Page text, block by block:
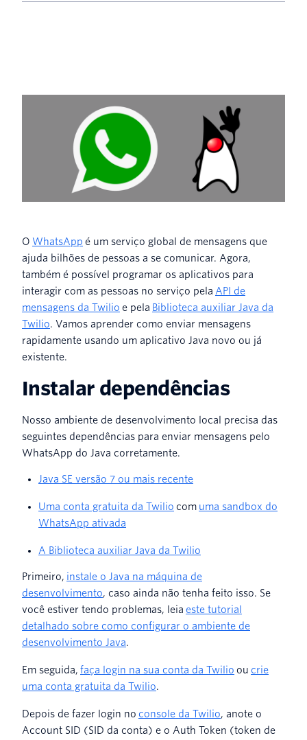
O WhatsApp é um serviço global de mensagens que
ajuda bilhões de pessoas a se comunicar. Agora,
também é possível programar os aplicativos para
interagir com as pessoas no serviço pela API de
mensagens da Twilio e pela Biblioteca auxiliar Java da
Twilio. Vamos aprender como enviar mensagens
rapidamente usando um aplicativo Java novo ou já
existente.
Instalar dependências
Nosso ambiente de desenvolvimento local precisa das
seguintes dependências para enviar mensagens pelo
WhatsApp do Java corretamente.
Java SE versão 7 ou mais recente
Uma conta gratuita da Twilio com uma sandbox do
WhatsApp ativada
A Biblioteca auxiliar Java da Twilio
Primeiro, instale o Java na máquina de
desenvolvimento, caso ainda não tenha feito isso. Se
você estiver tendo problemas, leia este tutorial
detalhado sobre como configurar o ambiente de
desenvolvimento Java.
Em seguida, faça login na sua conta da Twilio ou crie
uma conta gratuita da Twilio.
Depois de fazer login no console da Twilio, anote o
Account SID (SID da conta) e o Auth Token (token de